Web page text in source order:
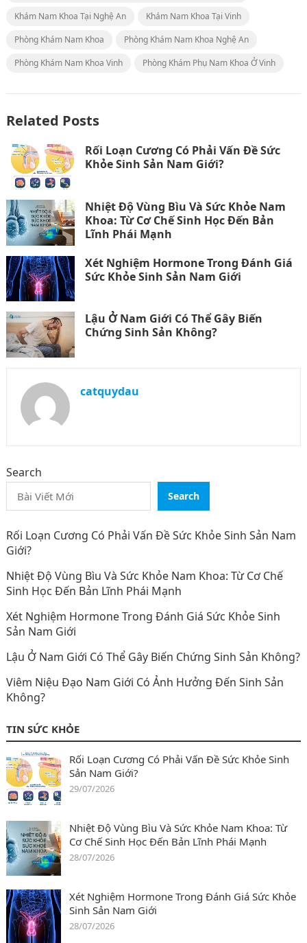
Khám Nam Khoa Tại Nghệ An
Khám Nam Khoa Tại Vinh
Phòng Khám Nam Khoa
Phòng Khám Nam Khoa Nghệ An
Phòng Khám Nam Khoa Vinh
Phòng Khám Phụ Nam Khoa Ở Vinh
Related Posts
Rối Loạn Cương Có Phải Vấn Đề Sức
Khỏe Sinh Sản Nam Giới?
Nhiệt Độ Vùng Bìu Và Sức Khỏe Nam
Khoa: Từ Cơ Chế Sinh Học Đến Bản
Lĩnh Phái Mạnh
Xét Nghiệm Hormone Trong Đánh Giá
Sức Khỏe Sinh Sản Nam Giới
Lậu Ở Nam Giới Có Thể Gây Biến
Chứng Sinh Sản Không?
catquydau
Search
Search
Rối Loạn Cương Có Phải Vấn Đề Sức Khỏe Sinh Sản Nam
Giới?
Nhiệt Độ Vùng Bìu Và Sức Khỏe Nam Khoa: Từ Cơ Chế
Sinh Học Đến Bản Lĩnh Phái Mạnh
Xét Nghiệm Hormone Trong Đánh Giá Sức Khỏe Sinh
Sản Nam Giới
Lậu Ở Nam Giới Có Thể Gây Biến Chứng Sinh Sản Không?
Viêm Niệu Đạo Nam Giới Có Ảnh Hưởng Đến Sinh Sản
Không?
TIN SỨC KHỎE
Rối Loạn Cương Có Phải Vấn Đề Sức Khỏe Sinh
Sản Nam Giới?
29/07/2026
Nhiệt Độ Vùng Bìu Và Sức Khỏe Nam Khoa: Từ
Cơ Chế Sinh Học Đến Bản Lĩnh Phái Mạnh
28/07/2026
Xét Nghiệm Hormone Trong Đánh Giá Sức Khỏe
Sinh Sản Nam Giới
28/07/2026